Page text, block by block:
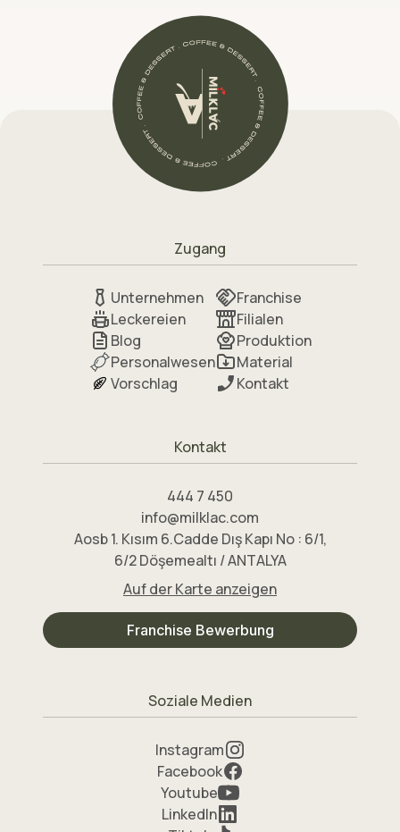
Zugang
Unternehmen
Leckereien
Blog
Personalwesen
Vorschlag
Franchise
Filialen
Produktion
Material
Kontakt
Kontakt
444 7 450
info@milklac.com
Aosb 1. Kısım 6.Cadde Dış Kapı No : 6/1,
6/2 Döşemealtı / ANTALYA
Auf der Karte anzeigen
Franchise Bewerbung
Soziale Medien
Instagram
Facebook
Youtube
LinkedIn